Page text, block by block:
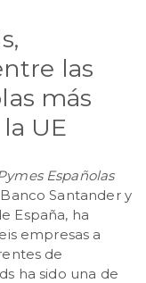
las
más
UE
Españolas
Santander y
España, ha
empresas a
de
ha sido una de